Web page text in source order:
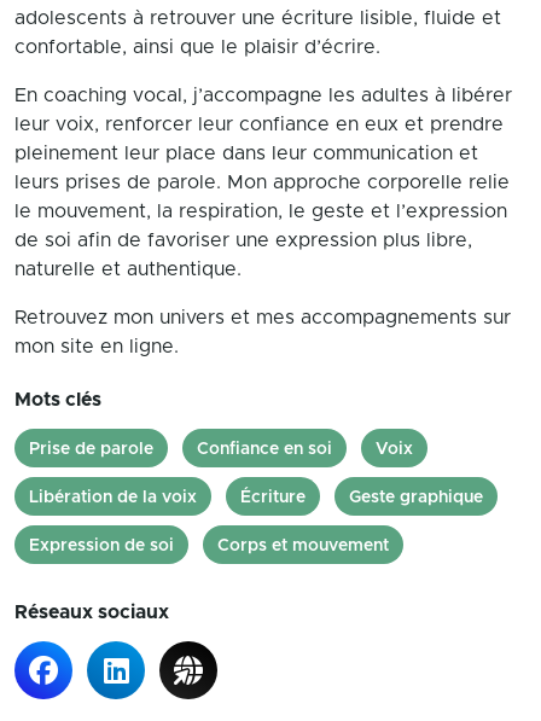
adolescents à retrouver une écriture lisible, fluide et
confortable, ainsi que le plaisir d’écrire.
En coaching vocal, j’accompagne les adultes à libérer
leur voix, renforcer leur confiance en eux et prendre
pleinement leur place dans leur communication et
leurs prises de parole. Mon approche corporelle relie
le mouvement, la respiration, le geste et l’expression
de soi afin de favoriser une expression plus libre,
naturelle et authentique.
Retrouvez mon univers et mes accompagnements sur
mon site en ligne.
Mots clés
Prise de parole Confiance en soi Voix
Libération de la voix Écriture Geste graphique
Expression de soi Corps et mouvement
Réseaux sociaux